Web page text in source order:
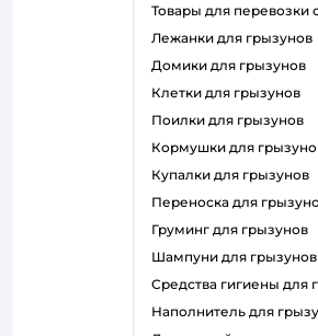
товары для перевозки
лежанки для грызунов
домики для грызунов
клетки для грызунов
поилки для грызунов
кормушки для
купалки для грызунов
переноска для
груминг для грызунов
шампуни для грызунов
средства гигиены для
наполнитель для